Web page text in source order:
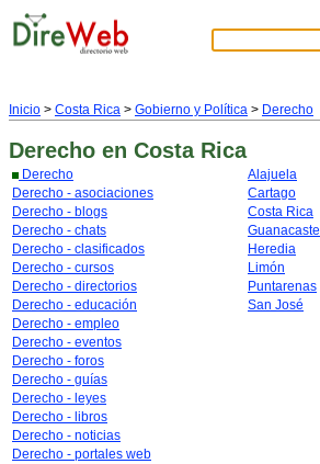
Inicio > Costa Rica > Gobierno y Política > Derecho
Derecho en Costa Rica
Derecho
Derecho - asociaciones
Derecho - blogs
Derecho - chats
Derecho - clasificados
Derecho - cursos
Derecho - directorios
Derecho - educación
Derecho - empleo
Derecho - eventos
Derecho - foros
Derecho - guías
Derecho - leyes
Derecho - libros
Derecho - noticias
Derecho - portales web
Alajuela
Cartago
Costa Rica
Guanacaste
Heredia
Limón
Puntarenas
San José